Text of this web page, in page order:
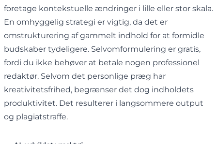
foretage kontekstuelle ændringer i lille eller stor skala.
En omhyggelig strategi er vigtig, da det er
omstrukturering af gammelt indhold for at formidle
budskaber tydeligere. Selvomformulering er gratis,
fordi du ikke behøver at betale nogen professionel
redaktør. Selvom det personlige præg har
kreativitetsfrihed, begrænser det dog indholdets
produktivitet. Det resulterer i langsommere output
og plagiatstraffe.